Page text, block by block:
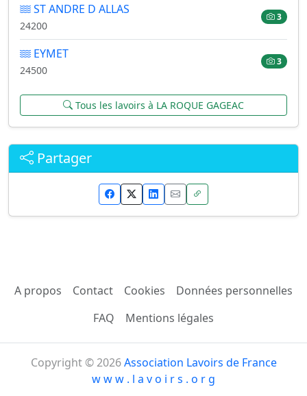
ST ANDRE D ALLAS
24200
3
EYMET
24500
3
Tous les lavoirs à LA ROQUE GAGEAC
Partager
A propos Contact Cookies
Données personnelles
FAQ
Mentions légales
Copyright © 2026Association Lavoirs de France
w w w . l a v o i r s . o r g